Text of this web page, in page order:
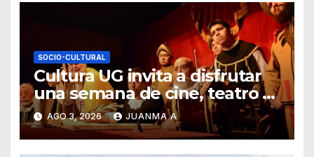
SOCIO-CULTURAL
Cultura UG invita a disfrutar
una semana de cine, teatro y
exposiciones artísticas
AGO 3, 2026 JUANMA A